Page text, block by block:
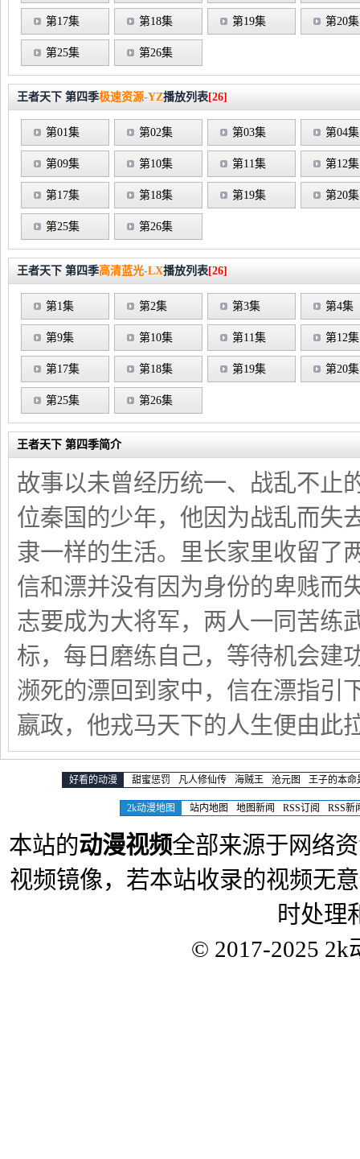
第17集 第18集 第19集 第20集
第25集 第26集
王者天下 第四季极速资源-YZ播放列表[26]
第01集 第02集 第03集 第04集
第09集 第10集 第11集 第12集
第17集 第18集 第19集 第20集
第25集 第26集
王者天下 第四季高清蓝光-LX播放列表[26]
第1集 第2集 第3集 第4集
第9集 第10集 第11集 第12集
第17集 第18集 第19集 第20集
第25集 第26集
王者天下 第四季简介
故事以未曾经历统一、战乱不止
位秦国的少年，他因为战乱而失
隶一样的生活。里长家里收留了
信和漂并没有因为身份的卑贱而
志要成为大将军，两人一同苦练
标，每日磨练自己，等待机会建
濒死的漂回到家中，信在漂指引
嬴政，他戎马天下的人生便由
好看的动漫 甜蜜惩罚 凡人修仙传 海贼王 沧元图 王子的本命
2k动漫地图 站内地图 地图新闻 RSS订阅 RSS新
本站的动漫视频全部来源于网络
视频镜像，若本站收录的视频无
时处理
© 2017-2025 2k